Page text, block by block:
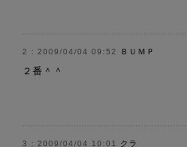
2009/04/04 09:52 ＢＵＭＰ
２番＾＾
2009/04/04 10:01 クラ